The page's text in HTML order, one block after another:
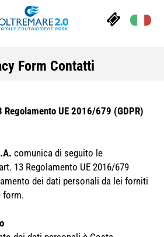
Form Contatti
UE 2016/679 (GDPR)
comunica di seguito le
13 Regolamento UE 2016/679
dei dati personali da lei forniti
form.